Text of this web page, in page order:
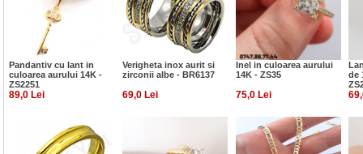
Pandantiv cu lant in
culoarea aurului 14K -
ZS2251
Verigheta inox aurit si
zirconii albe - BR6137
Inel in culoarea aurului
14K - ZS35
de
89,0 Lei 69,0 Lei 75,0 Lei